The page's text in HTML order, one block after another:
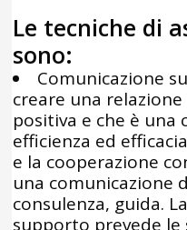
Le tecniche di
sono:
Comunicazione
creare una
positiva e che è una
efficienza ed
e la cooperazione
una comunicazione
consulenza, guida.
supporto prevede le